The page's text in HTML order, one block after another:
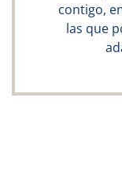
contigo,
las que